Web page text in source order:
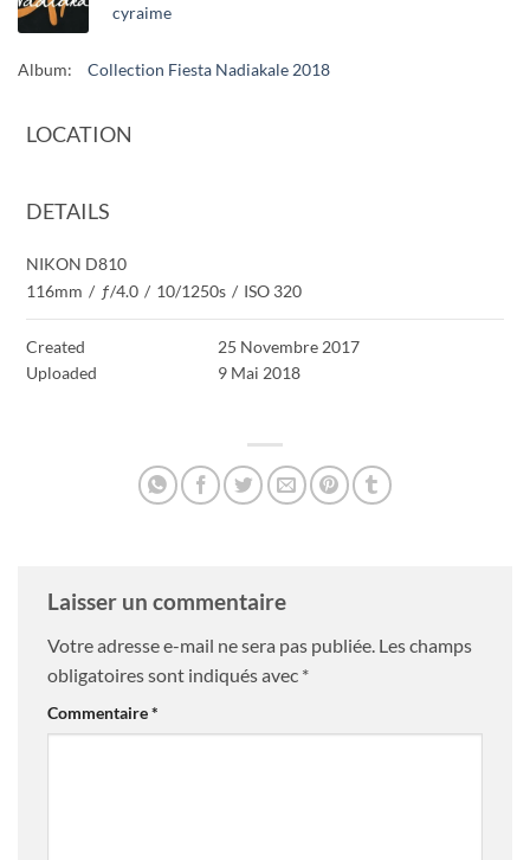
cyraime
Album: Collection Fiesta Nadiakale 2018
LOCATION
DETAILS
NIKON D810
116mm / ƒ/4.0 / 10/1250s / ISO 320
Created
25 Novembre 2017
Uploaded
9 Mai 2018
Laisser un commentaire
Votre adresse e-mail ne sera pas publiée. Les champs
obligatoires sont indiqués avec *
Commentaire*